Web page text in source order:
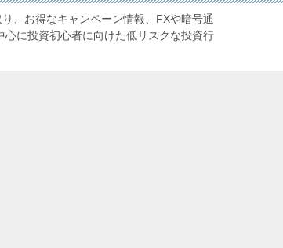
、お得なキャンペーン情報、FXや暗号通
に投資初心者に向けた低リスクな投資行